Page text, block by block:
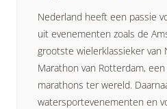
Nederland heeft een passie
uit evenementen zoals de
grootste wielerklassieker van
Marathon van Rotterdam,
marathons ter wereld.
watersportevenementen en